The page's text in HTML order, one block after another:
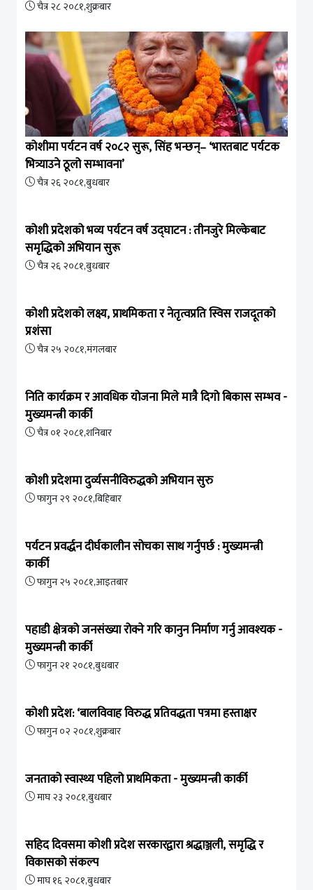
चैत्र २८ २०८१,शुक्रबार
कोशीमा पर्यटन वर्ष २०८२ सुरू, सिंह भन्छन्– ‘भारतबाट पर्यटक
भित्र्याउने ठूलो सम्भावना’
चैत्र २६ २०८१,बुधबार
कोशी प्रदेशको भव्य पर्यटन वर्ष उद्घाटन : तीनजुरे मिल्केबाट
समृद्धिको अभियान सुरू
चैत्र २६ २०८१,बुधबार
कोशी प्रदेशको लक्ष्य, प्राथमिकता र नेतृत्वप्रति स्विस राजदूतको
प्रशंसा
चैत्र २५ २०८१,मंगलबार
निति कार्यक्रम र आवधिक योजना मिले मात्रै दिगो बिकास सम्भव -
मुख्यमन्त्री कार्की
चैत्र ०१ २०८१,शनिबार
कोशी प्रदेशमा दुर्व्यसनीविरुद्धको अभियान सुरु
फागुन २९ २०८१,बिहिबार
पर्यटन प्रवर्द्धन दीर्घकालीन सोचका साथ गर्नुपर्छ : मुख्यमन्त्री
कार्की
फागुन २५ २०८१,आइतबार
पहाडी क्षेत्रको जनसंख्या रोक्ने गरि कानुन निर्माण गर्नु आवश्यक -
मुख्यमन्त्री कार्की
फागुन २१ २०८१,बुधबार
कोशी प्रदेश: ‘बालविवाह विरुद्ध प्रतिवद्धता पत्रमा हस्ताक्षर
फागुन ०२ २०८१,शुक्रबार
जनताको स्वास्थ्य पहिलो प्राथमिकता - मुख्यमन्त्री कार्की
माघ २३ २०८१,बुधबार
सहिद दिवसमा कोशी प्रदेश सरकारद्वारा श्रद्धाञ्जली, समृद्धि र
विकासको संकल्प
माघ १६ २०८१,बुधबार